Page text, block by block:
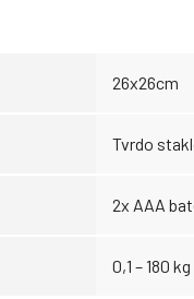
26x26cm
Tvrdo
2x AAA
0,1 – 180 kg